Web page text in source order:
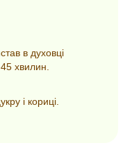
в духовці
хвилин.
і кориці.